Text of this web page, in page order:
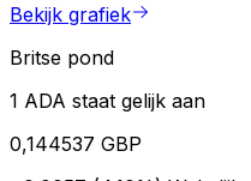
Bekijk grafiek
Britse pond
1 ADA staat gelijk aan
0,144537 GBP